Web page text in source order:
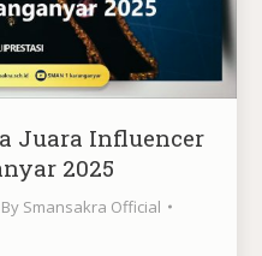
Juara Influencer
2025
By Smansakra Official